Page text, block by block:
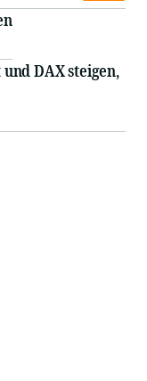
DAX steigen,